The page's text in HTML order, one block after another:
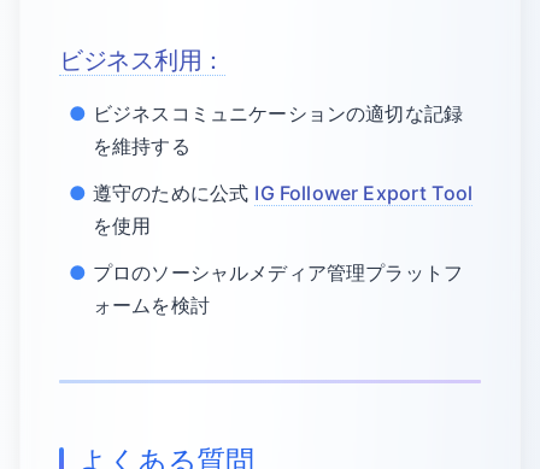
ビジネス利用：
ビジネスコミュニケーションの適切な記録
を維持する
遵守のために公式 IG Follower Export Tool
を使用
プロのソーシャルメディア管理プラットフ
ォームを検討
よくある質問